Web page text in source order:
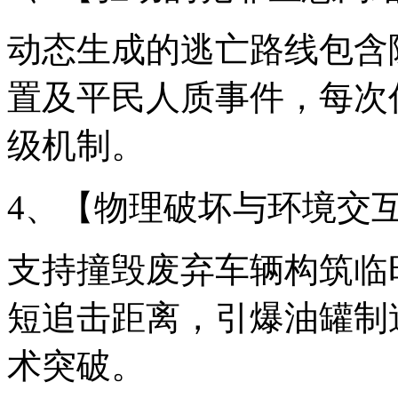
动态生成的逃亡路线包
置及平民人质事件，每
级机制。
4、【物理破坏与环境交
支持撞毁废弃车辆构筑
短追击距离，引爆油罐
术突破。